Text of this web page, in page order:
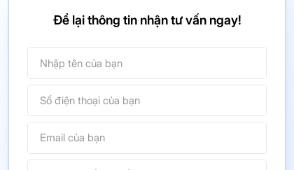
Để lại thông tin nhận tư vấn ngay!